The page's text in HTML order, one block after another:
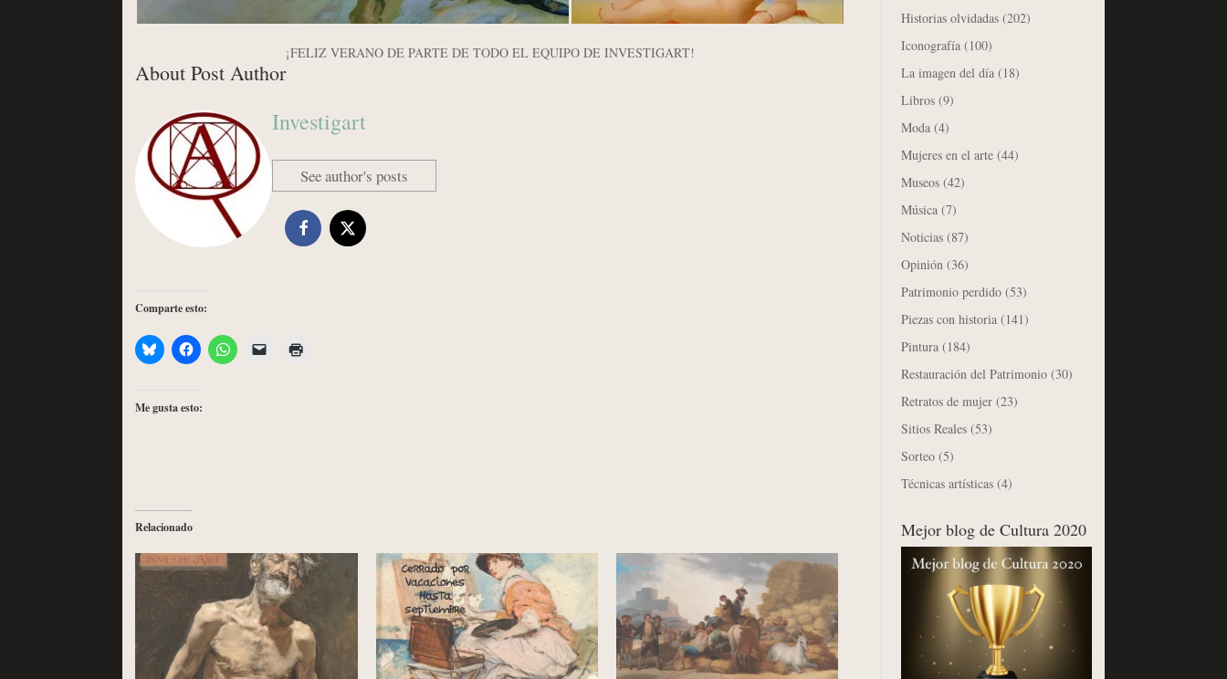
¡FELIZ VERANO DE PARTE DE TODO EL EQUIPO DE INVESTIGART!
About Post Author
Investigart
See author's posts
Comparte esto:
Me gusta esto:
Relacionado
Historias olvidadas (202)
Iconografía (100)
La imagen del día (18)
Libros (9)
Moda (4)
Mujeres en el arte (44)
Museos (42)
Música (7)
Noticias (87)
Opinión (36)
Patrimonio perdido (53)
Piezas con historia (141)
Pintura (184)
Restauración del Patrimonio (30)
Retratos de mujer (23)
Sitios Reales (53)
Sorteo (5)
Técnicas artísticas (4)
Mejor blog de Cultura 2020